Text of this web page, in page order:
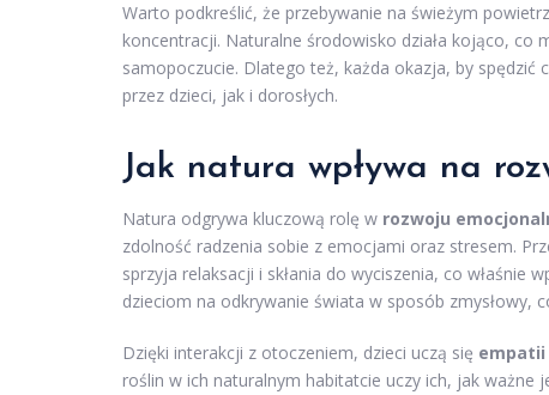
Warto podkreślić, że przebywanie na świeżym
koncentracji. Naturalne środowisko działa kojąco, co
samopoczucie. Dlatego też, każda okazja, by
przez dzieci, jak i dorosłych.
Jak natura wpływa na
Natura odgrywa kluczową rolę w rozwoju
zdolność radzenia sobie z emocjami oraz stresem.
sprzyja relaksacji i skłania do wyciszenia, co właśnie
dzieciom na odkrywanie świata w sposób zmysłowy,
Dzięki interakcji z otoczeniem, dzieci uczą się empatii
roślin w ich naturalnym habitatcie uczy ich, jak